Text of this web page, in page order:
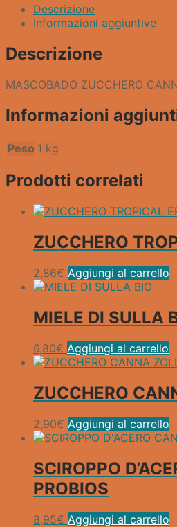
quantitàDescrizione
Informazioni aggiuntive
Descrizione
MASCOBADO ZUCCHERO
Informazioni
Peso 1 kg
Prodotti correlati
ZUCCHERO
2,86€ Aggiungi al carrello
MIELE DI SULLA
6,80€ Aggiungi al carrello
ZUCCHERO
2,90€ Aggiungi al carrello
SCIROPPO
PROBIOS
8,95€ Aggiungi al carrello